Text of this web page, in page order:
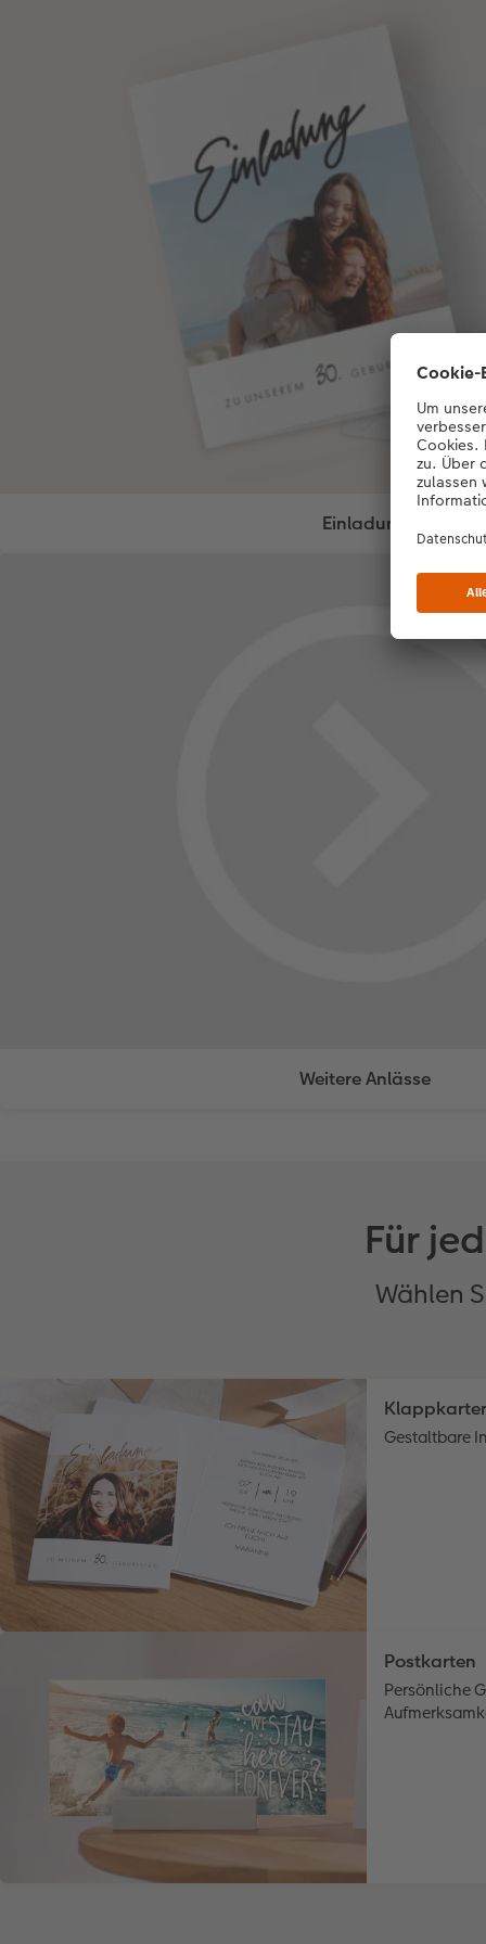
Einladung
Weitere Anlässe
Für
Wählen
Gestaltbare
Postkarten
Persönliche